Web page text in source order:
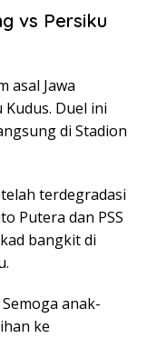
vs Persiku
asal Jawa
Kudus. Duel ini
di Stadion
terdegradasi
Putera dan PSS
bangkit di
anak-
ke